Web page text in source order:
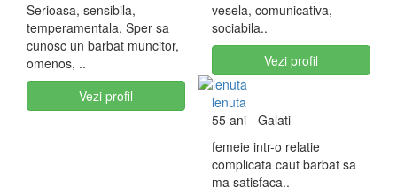
Serioasa, sensibila,
temperamentala. Sper sa
cunosc un barbat muncitor,
omenos, ..
Vezi profil
vesela, comunicativa,
sociabila..
Vezi profil
lenuta
55 ani - Galati
femeie intr-o relatie
complicata caut barbat sa
ma satisfaca..